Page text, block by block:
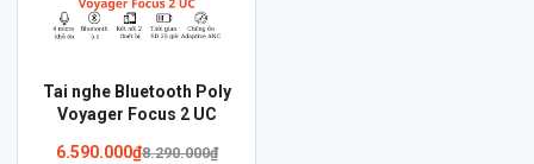
Tai nghe Bluetooth Poly
Voyager Focus 2 UC
6.590.000₫8.290.000₫
Sản
phẩm